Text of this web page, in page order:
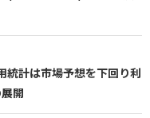
統計は市場予想を下回り利
開